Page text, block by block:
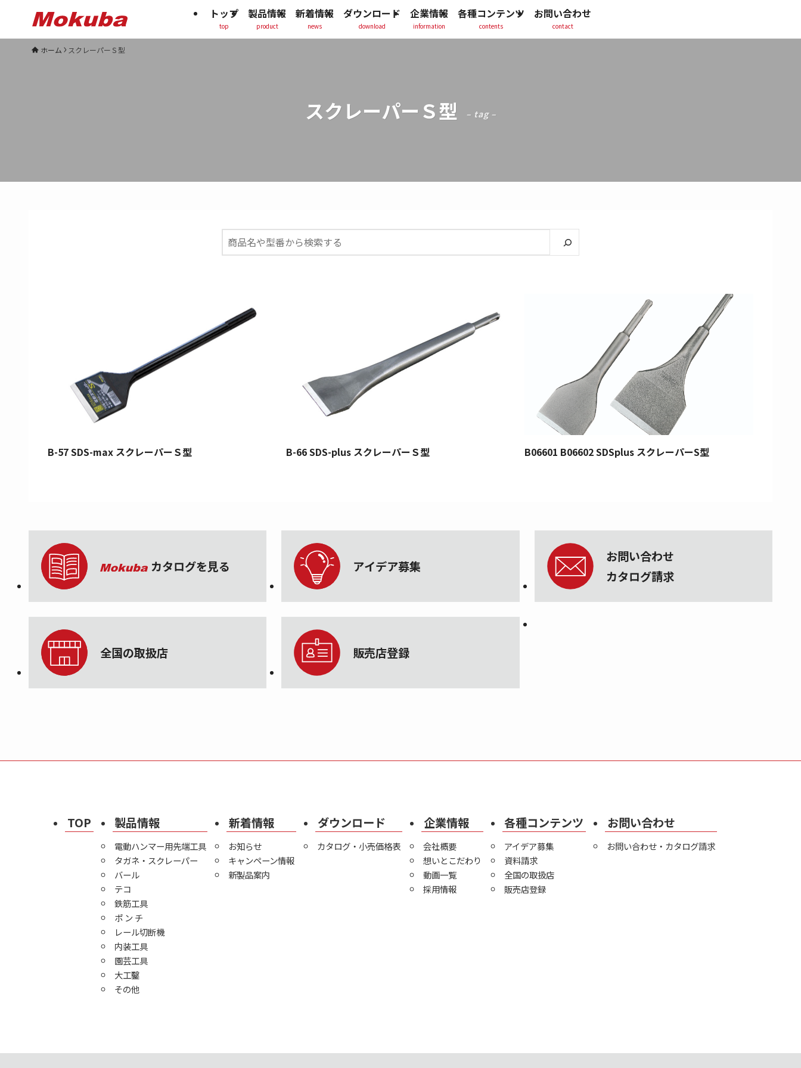
スクレーパーＳ型 – tag –
ホーム スクレーパーＳ型
トップ
top
製品情報
product
新着情報
news
ダウンロード
download
企業情報
information
各種コンテンツ
contents
お問い合わせ
contact
B-57 SDS-max スクレーパーＳ型 B-66 SDS-plus スクレーパーＳ型 B06601 B06602 SDSplus スクレーパーS型
カタログを見る アイデア募集
お問い合わせ
カタログ請求
全国の取扱店 販売店登録
TOP 製品情報
電動ハンマー用先端工具
タガネ・スクレーパー
バール
テコ
鉄筋工具
ポ ン チ
レール切断機
内装工具
園芸工具
大工鑿
その他
新着情報
お知らせ
キャンペーン情報
新製品案内
ダウンロード
カタログ・小売価格表
企業情報
会社概要
想いとこだわり
動画一覧
採用情報
各種コンテンツ
アイデア募集
資料請求
全国の取扱店
販売店登録
お問い合わせ
お問い合わせ・カタログ請求